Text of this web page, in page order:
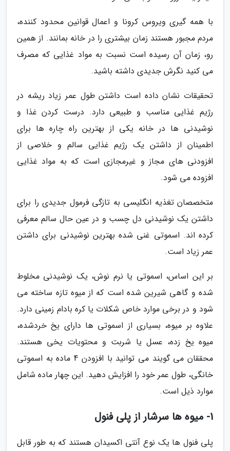
با همه گیری ویروس کرونا و اعمال قوانین محدود کننده،
مردم مجبور هستند زمان بیشتری را در خانه بمانند. از همین
رو، زمان آن رسیده است نسبت به مواد غذایی که مصرف
می کنید نگرش جدیدی داشته باشید.
تحقیقات نشان داده است داشتن طول عمر زیاد ریشه در
رژیم غذایی مناسب و طبیعی دارد. درست کردن غذا و
نوشیدنی ها در خانه یکی از بهترین راه چاره ها برای
اطمینان از داشتن یک رژیم غذایی سالم و خلاصی از
افزودنی های مجاز و غیرمجازی است که به مواد غذایی
افزوده می شود.
متخصصان تغذیه انگلیسی به تازگی فرمول جدیدی را برای
داشتن یک نوشیدنی دل چسب و در عین حال سالم معرفی
کرده اند. اسموتی غنی شده بهترین نوشیدنی برای داشتن
عمر زیاد است.
بر این اساس، اسموتی یا نرم نوش، یک نوشیدنی مخلوط
شده و گاهی شیرین شده است که از میوه تازه ساخته می
شود و در برخی موارد خاص شکلات یا کره بادام زمینی دارد.
علاوه بر میوه، بسیاری از اسموتی ها دارای یخ خردشده،
میوه یخ زده، عسل یا شربت و محتویات یخی هستند.
محققان می گویند می توانید با افزودن 4 ماده به اسموتی
خانگی، طول عمر خود را افزایش دهید. این چهار ماده شامل
موارد ذیل است.
1- میوه ها سرشار از پلی فنول
پلی فنول ها یک نوع آنتی اکسیدان هستند که به طور قابل